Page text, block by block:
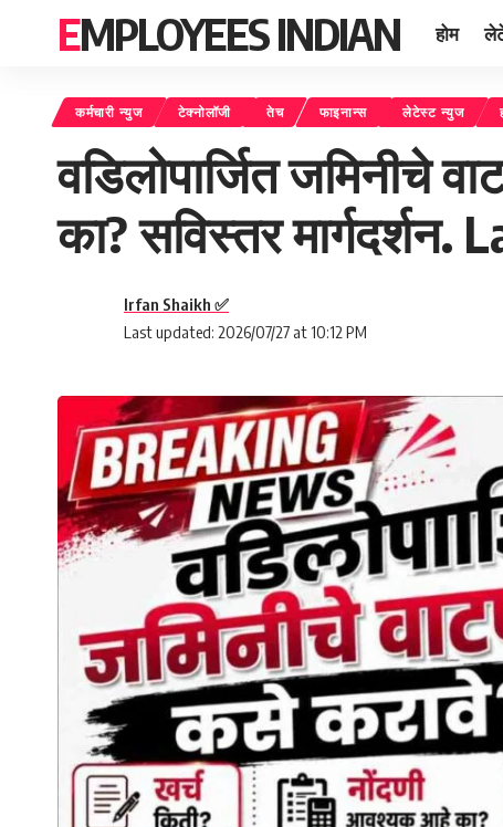
EMPLOYEES INDIAN होम
कर्मचारी न्युज टेक्नोलॉजी तेच फाइनान्स लेटेस्ट न्युज
वडिलोपार्जित जमिनीचे
का? सविस्तर
Last updated: 2026/07/27 at 10:12 PM
Irfan Shaikh ✅